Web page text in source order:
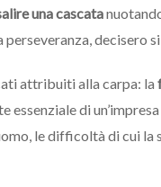
una cascata
decisero si
attribuiti alla carpa: la
essenziale di
le difficoltà di cui la